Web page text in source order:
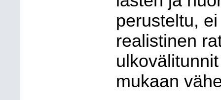
perusteltu,
realistinen
mukaan